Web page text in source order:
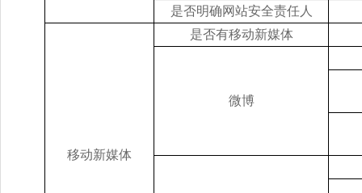
是否明确网站安全责任人
移动新媒体
是否有移动新媒体
微博